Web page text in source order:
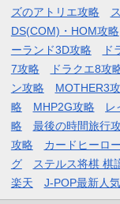
ズのアトリエ攻略
DS(COM)・HOM攻略
ーランド3D攻略
ド
7攻略
ドラクエ8攻
ン攻略
MOTHER3
略
MHP2G攻略 レ
略
最後の時間旅行
攻略
カードヒーロ
グ
ステルス将棋 棋
楽天
J-POP最新人